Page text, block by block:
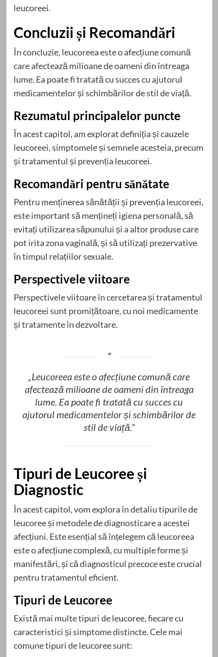
leucoreei.
Concluzii și Recomandări
În concluzie, leucoreea este o afecțiune comună
care afectează milioane de oameni din întreaga
lume. Ea poate fi tratată cu succes cu ajutorul
medicamentelor și schimbărilor de stil de viață.
Rezumatul principalelor puncte
În acest capitol, am explorat definiția și cauzele
leucoreei, simptomele și semnele acesteia, precum
și tratamentul și prevenția leucoreei.
Recomandări pentru sănătate
Pentru menținerea sănătății și prevenția leucoreei,
este important să mențineți igiena personală, să
evitați utilizarea săpunului și a altor produse care
pot irita zona vaginală, și să utilizați prezervative
în timpul relațiilor sexuale.
Perspectivele viitoare
Perspectivele viitoare în cercetarea și tratamentul
leucoreei sunt promițătoare, cu noi medicamente
și tratamente în dezvoltare.
„Leucoreea este o afecțiune comună care
afectează milioane de oameni din întreaga
lume. Ea poate fi tratată cu succes cu
ajutorul medicamentelor și schimbărilor de
stil de viață.”
Tipuri de Leucoree și
Diagnostic
În acest capitol, vom explora în detaliu tipurile de
leucoree și metodele de diagnosticare a acestei
afecțiuni. Este esențial să înțelegem că leucoreea
este o afecțiune complexă, cu multiple forme și
manifestări, și că diagnosticul precoce este crucial
pentru tratamentul eficient.
Tipuri de Leucoree
Există mai multe tipuri de leucoree, fiecare cu
caracteristici și simptome distincte. Cele mai
comune tipuri de leucoree sunt: